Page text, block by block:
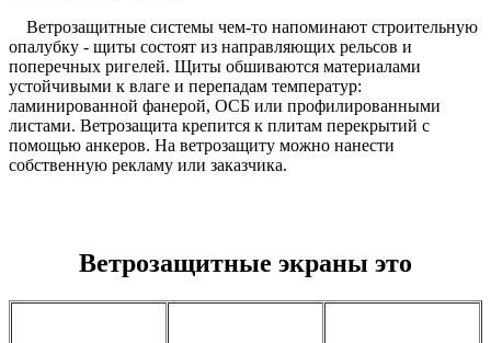
Ветрозащитные системы чем-то напоминают строительную
опалубку - щиты состоят из направляющих рельсов и
поперечных ригелей. Щиты обшиваются материалами
устойчивыми к влаге и перепадам температур:
ламинированной фанерой, ОСБ или профилированными
листами. Ветрозащита крепится к плитам перекрытий с
помощью анкеров. На ветрозащиту можно нанести
собственную рекламу или заказчика.
Ветрозащитные экраны это